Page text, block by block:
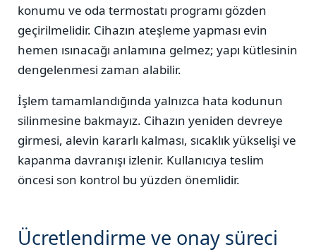
konumu ve oda termostatı programı gözden
geçirilmelidir. Cihazın ateşleme yapması evin
hemen ısınacağı anlamına gelmez; yapı kütlesinin
dengelenmesi zaman alabilir.
İşlem tamamlandığında yalnızca hata kodunun
silinmesine bakmayız. Cihazın yeniden devreye
girmesi, alevin kararlı kalması, sıcaklık yükselişi ve
kapanma davranışı izlenir. Kullanıcıya teslim
öncesi son kontrol bu yüzden önemlidir.
Ücretlendirme ve onay süreci